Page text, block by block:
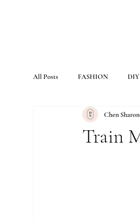
All Posts FASHION DIY
Train
Chen Sharon